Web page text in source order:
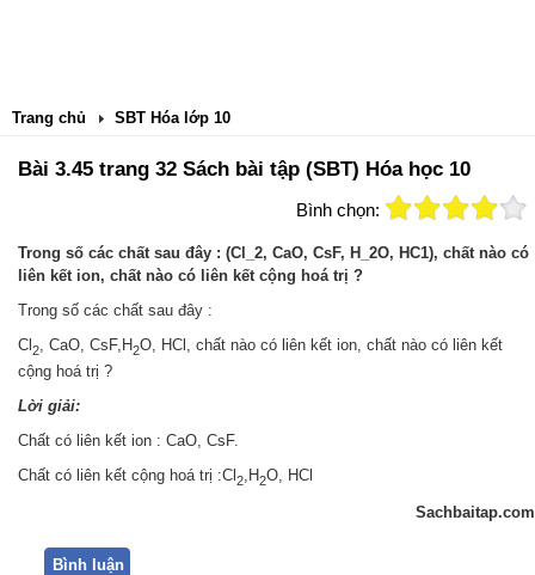
Trang chủ SBT Hóa lớp 10
Bài 3.45 trang 32 Sách bài tập (SBT) Hóa học 10
Bình chọn:
Trong số các chất sau đây : (Cl_2, CaO, CsF, H_2O, HC1), chất nào có
liên kết ion, chất nào có liên kết cộng hoá trị ?
Trong số các chất sau đây :
Cl 2, CaO, CsF,H2O, HCl, chất nào có liên kết ion, chất nào có liên kết
cộng hoá trị ?
Lời giải:
Chất có liên kết ion : CaO, CsF.
Chất có liên kết cộng hoá trị :Cl2 ,H2O, HCl
Sachbaitap.com
Bình luận